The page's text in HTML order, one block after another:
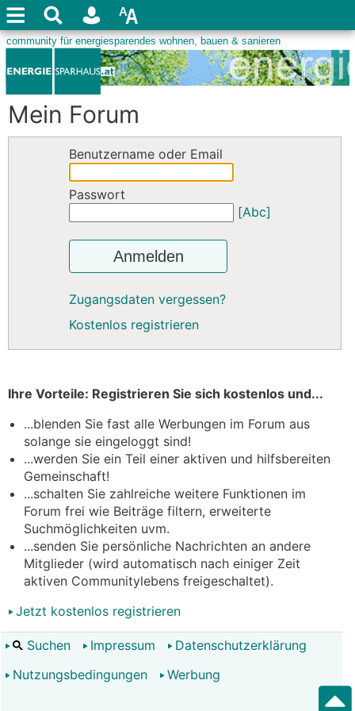
Mein Forum
Benutzername oder Email
Passwort
[Abc]
Anmelden
Zugangsdaten vergessen?
Kostenlos registrieren
Ihre Vorteile: Registrieren Sie sich kostenlos und...
...blenden Sie fast alle Werbungen im Forum aus
solange sie eingeloggt sind!
...werden Sie ein Teil einer aktiven und hilfsbereiten
Gemeinschaft!
...schalten Sie zahlreiche weitere Funktionen im
Forum frei wie Beiträge filtern, erweiterte
Suchmöglichkeiten uvm.
...senden Sie persönliche Nachrichten an andere
Mitglieder (wird automatisch nach einiger Zeit
aktiven Communitylebens freigeschaltet).
Jetzt kostenlos registrieren
Suchen Impressum
Datenschutzerklärung
Nutzungsbedingungen
Werbung